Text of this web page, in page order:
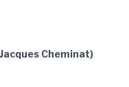
Cheminat)